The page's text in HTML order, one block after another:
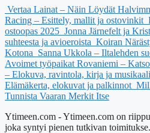
Vertaa Lainat – Näin Löydät
Racing – Esittely, mallit ja ostovinkit
ostoopas 2025 Jonna Järnefelt ja
suhteesta ja avioeroista Koiran
Kotona Sanna Ukkola – Iltalehden
Avoimet työpaikat Rovaniemi –
– Elokuva, ravintola, kirja ja musikaali
Elämäkerta, elokuvat ja palkinnot
Tunnista Vaaran Merkit Itse
Ytimeen.com - Ytimeen.com on
joka syntyi pienen tutkivan